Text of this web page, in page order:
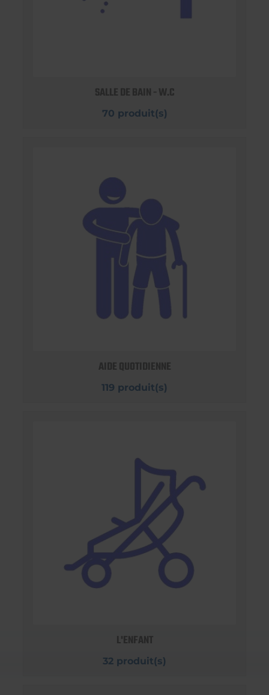
SALLE DE BAIN - W.C
70 produit(s)
AIDE QUOTIDIENNE
119 produit(s)
L'ENFANT
32 produit(s)